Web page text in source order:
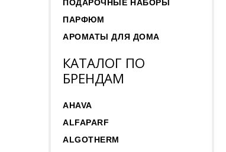
ПОДАРОЧНЫЕ НАБОРЫ
ПАРФЮМ
АРОМАТЫ ДЛЯ ДОМА
КАТАЛОГ ПО
БРЕНДАМ
AHAVA
ALFAPARF
ALGOTHERM